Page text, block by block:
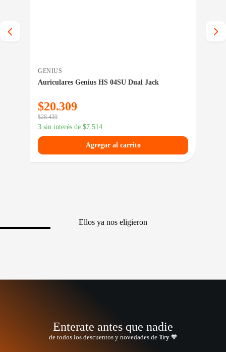
GENIUS
Auriculares Genius HS 04SU Dual Jack
$20.309
$28.439
3 sin interés de $7.514
Agregar al carrito
Ellos ya nos eligieron
Enterate antes que nadie
de todos los descuentos y novedades de Try🧡